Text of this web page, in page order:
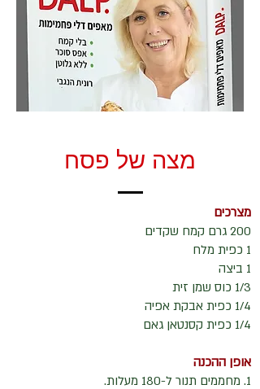
מצה של פסח
מצרכים
200 גרם ק​
​​מח שקדים
1 כפית מלח
1 ביצה
1/3 כוס שמן זית
1/4 כפית אבקת אפיה
1/4 כפית קסנטאן גאם
אופן ההכנה
1. מחממים תנור ל-180 מעלות.